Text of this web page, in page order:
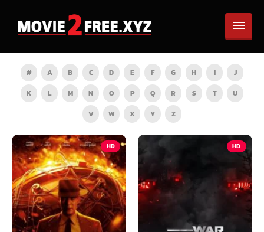
# A B C D E F G H I
J
K
L M N O P Q R S T
U
V
W X Y Z
HD